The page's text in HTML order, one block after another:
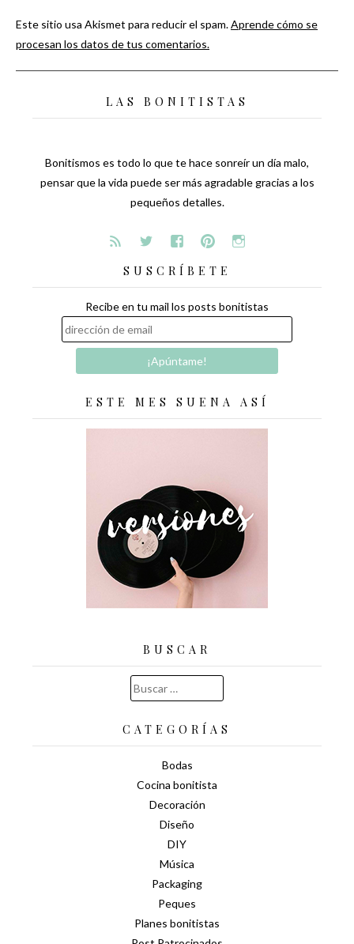
Este sitio usa Akismet para reducir el spam.Aprende cómo se
procesan los datos de tus comentarios.
LAS BONITISTAS
Bonitismos es todo lo que te hace sonreír un día malo,
pensar que la vida puede ser más agradable gracias a los
pequeños detalles.
SUSCRÍBETE
Recibe en tu mail los posts bonitistas
ESTE MES SUENA ASÍ
BUSCAR
Buscar:
CATEGORÍAS
Bodas
Cocina bonitista
Decoración
Diseño
DIY
Música
Packaging
Peques
Planes bonitistas